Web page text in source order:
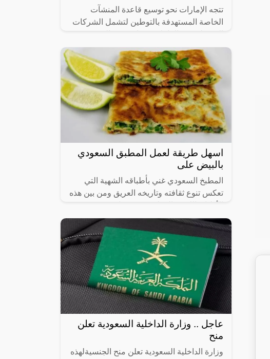
تتجه الإمارات نحو توسيع قاعدة المنشآت
الخاصة المستهدفة بالتوطين لتشمل الشركات
عاملاً، في 14 نشاطاً اقتصادياً رئيساً تم
اسهل طريقة لعمل المطبق السعودي
بالبيض على
المطبخ السعودي غني بأطباقه الشهية التي
تعكس تنوع ثقافته وتاريخه العريق ومن بين هذه
رقيقة محشوة بالبيض واللحم المفروم
عاجل .. وزارة الداخلية السعودية تعلن
منح
وزارة الداخلية السعودية تعلن منح الجنسيةلهذه